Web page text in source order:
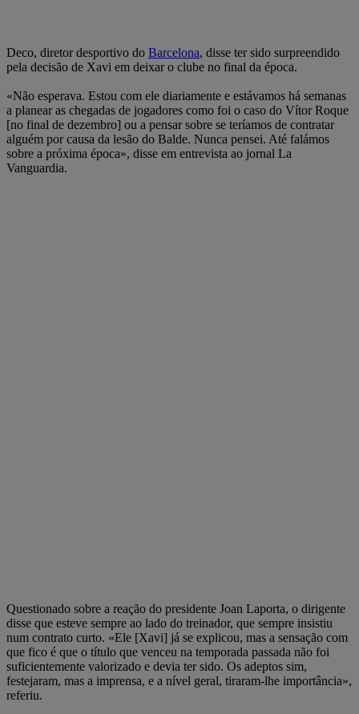
Deco, diretor desportivo do Barcelona, disse ter sido surpreendido
pela decisão de Xavi em deixar o clube no final da época.
«Não esperava. Estou com ele diariamente e estávamos há semanas
a planear as chegadas de jogadores como foi o caso do Vítor Roque
[no final de dezembro] ou a pensar sobre se teríamos de contratar
alguém por causa da lesão do Balde. Nunca pensei. Até falámos
sobre a próxima época», disse em entrevista ao jornal La
Vanguardia.
Questionado sobre a reação do presidente Joan Laporta, o dirigente
disse que esteve sempre ao lado do treinador, que sempre insistiu
num contrato curto. «Ele [Xavi] já se explicou, mas a sensação com
que fico é que o título que venceu na temporada passada não foi
suficientemente valorizado e devia ter sido. Os adeptos sim,
festejaram, mas a imprensa, e a nível geral, tiraram-lhe importância»,
referiu.